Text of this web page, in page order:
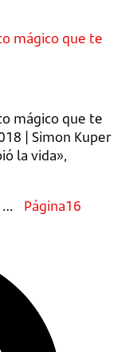
mágico que te
mágico que te
| Simon Kuper
la vida»,
… Página16